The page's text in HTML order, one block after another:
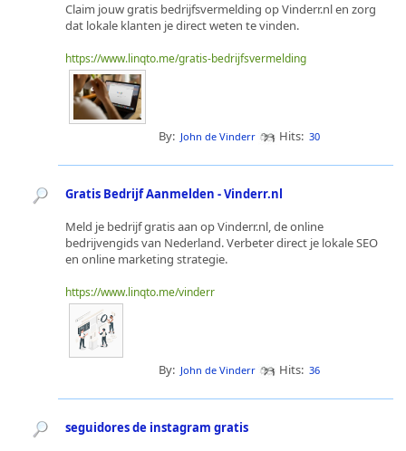
Claim jouw gratis bedrijfsvermelding op Vinderr.nl en zorg
dat lokale klanten je direct weten te vinden.
https://www.linqto.me/gratis-bedrijfsvermelding
By: John de Vinderr Hits: 30
Gratis Bedrijf Aanmelden - Vinderr.nl
Meld je bedrijf gratis aan op Vinderr.nl, de online
bedrijvengids van Nederland. Verbeter direct je lokale SEO
en online marketing strategie.
https://www.linqto.me/vinderr
By: John de Vinderr Hits: 36
seguidores de instagram gratis